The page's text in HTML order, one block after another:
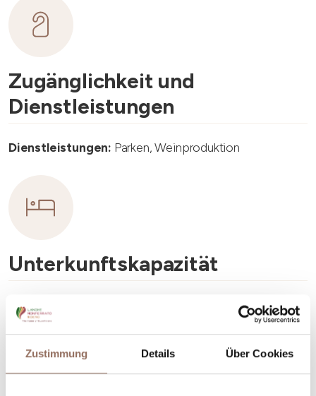
Zustimmung Details Über Cookies
Zugänglichkeit und
Dienstleistungen
Dienstleistungen: Parken, Weinproduktion
Unterkunftskapazität
Anzahl Stellplätze: